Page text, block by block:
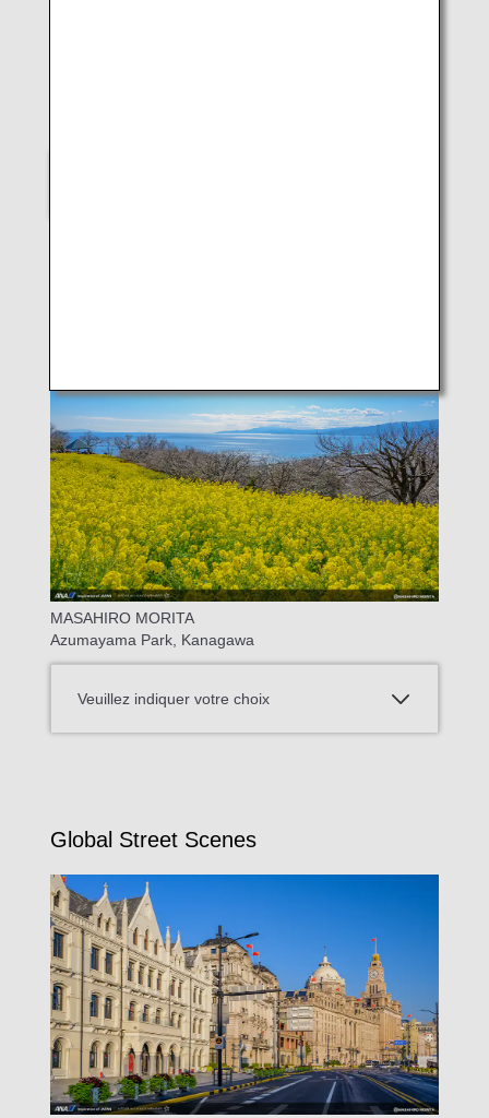
MASAHIRO MORITA
Azumayama Park, Kanagawa
Veuillez indiquer votre choix
Global Street Scenes